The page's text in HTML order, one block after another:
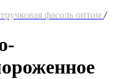
фасоль оптом /